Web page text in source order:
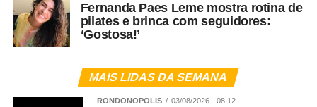
Fernanda Paes Leme mostra rotina de
pilates e brinca com seguidores:
‘Gostosa!’
MAIS LIDAS DA SEMANA
RONDONÓPOLIS 03/08/2026 - 08:12